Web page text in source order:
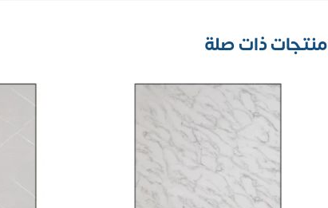
منتجات ذات صلة